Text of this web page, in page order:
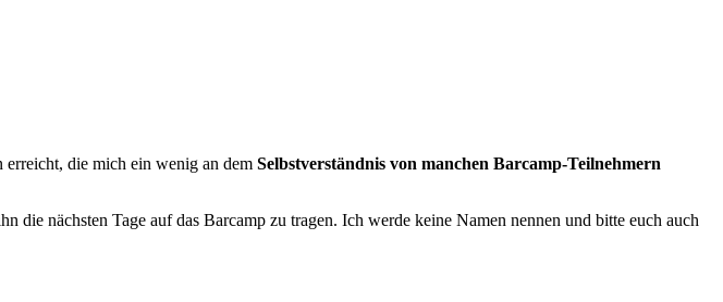
die mich ein wenig an dem Selbstverständnis von manchen Barcamp-Teilnehmern
nächsten Tage auf das Barcamp zu tragen. Ich werde keine Namen nennen und bitte euch auch